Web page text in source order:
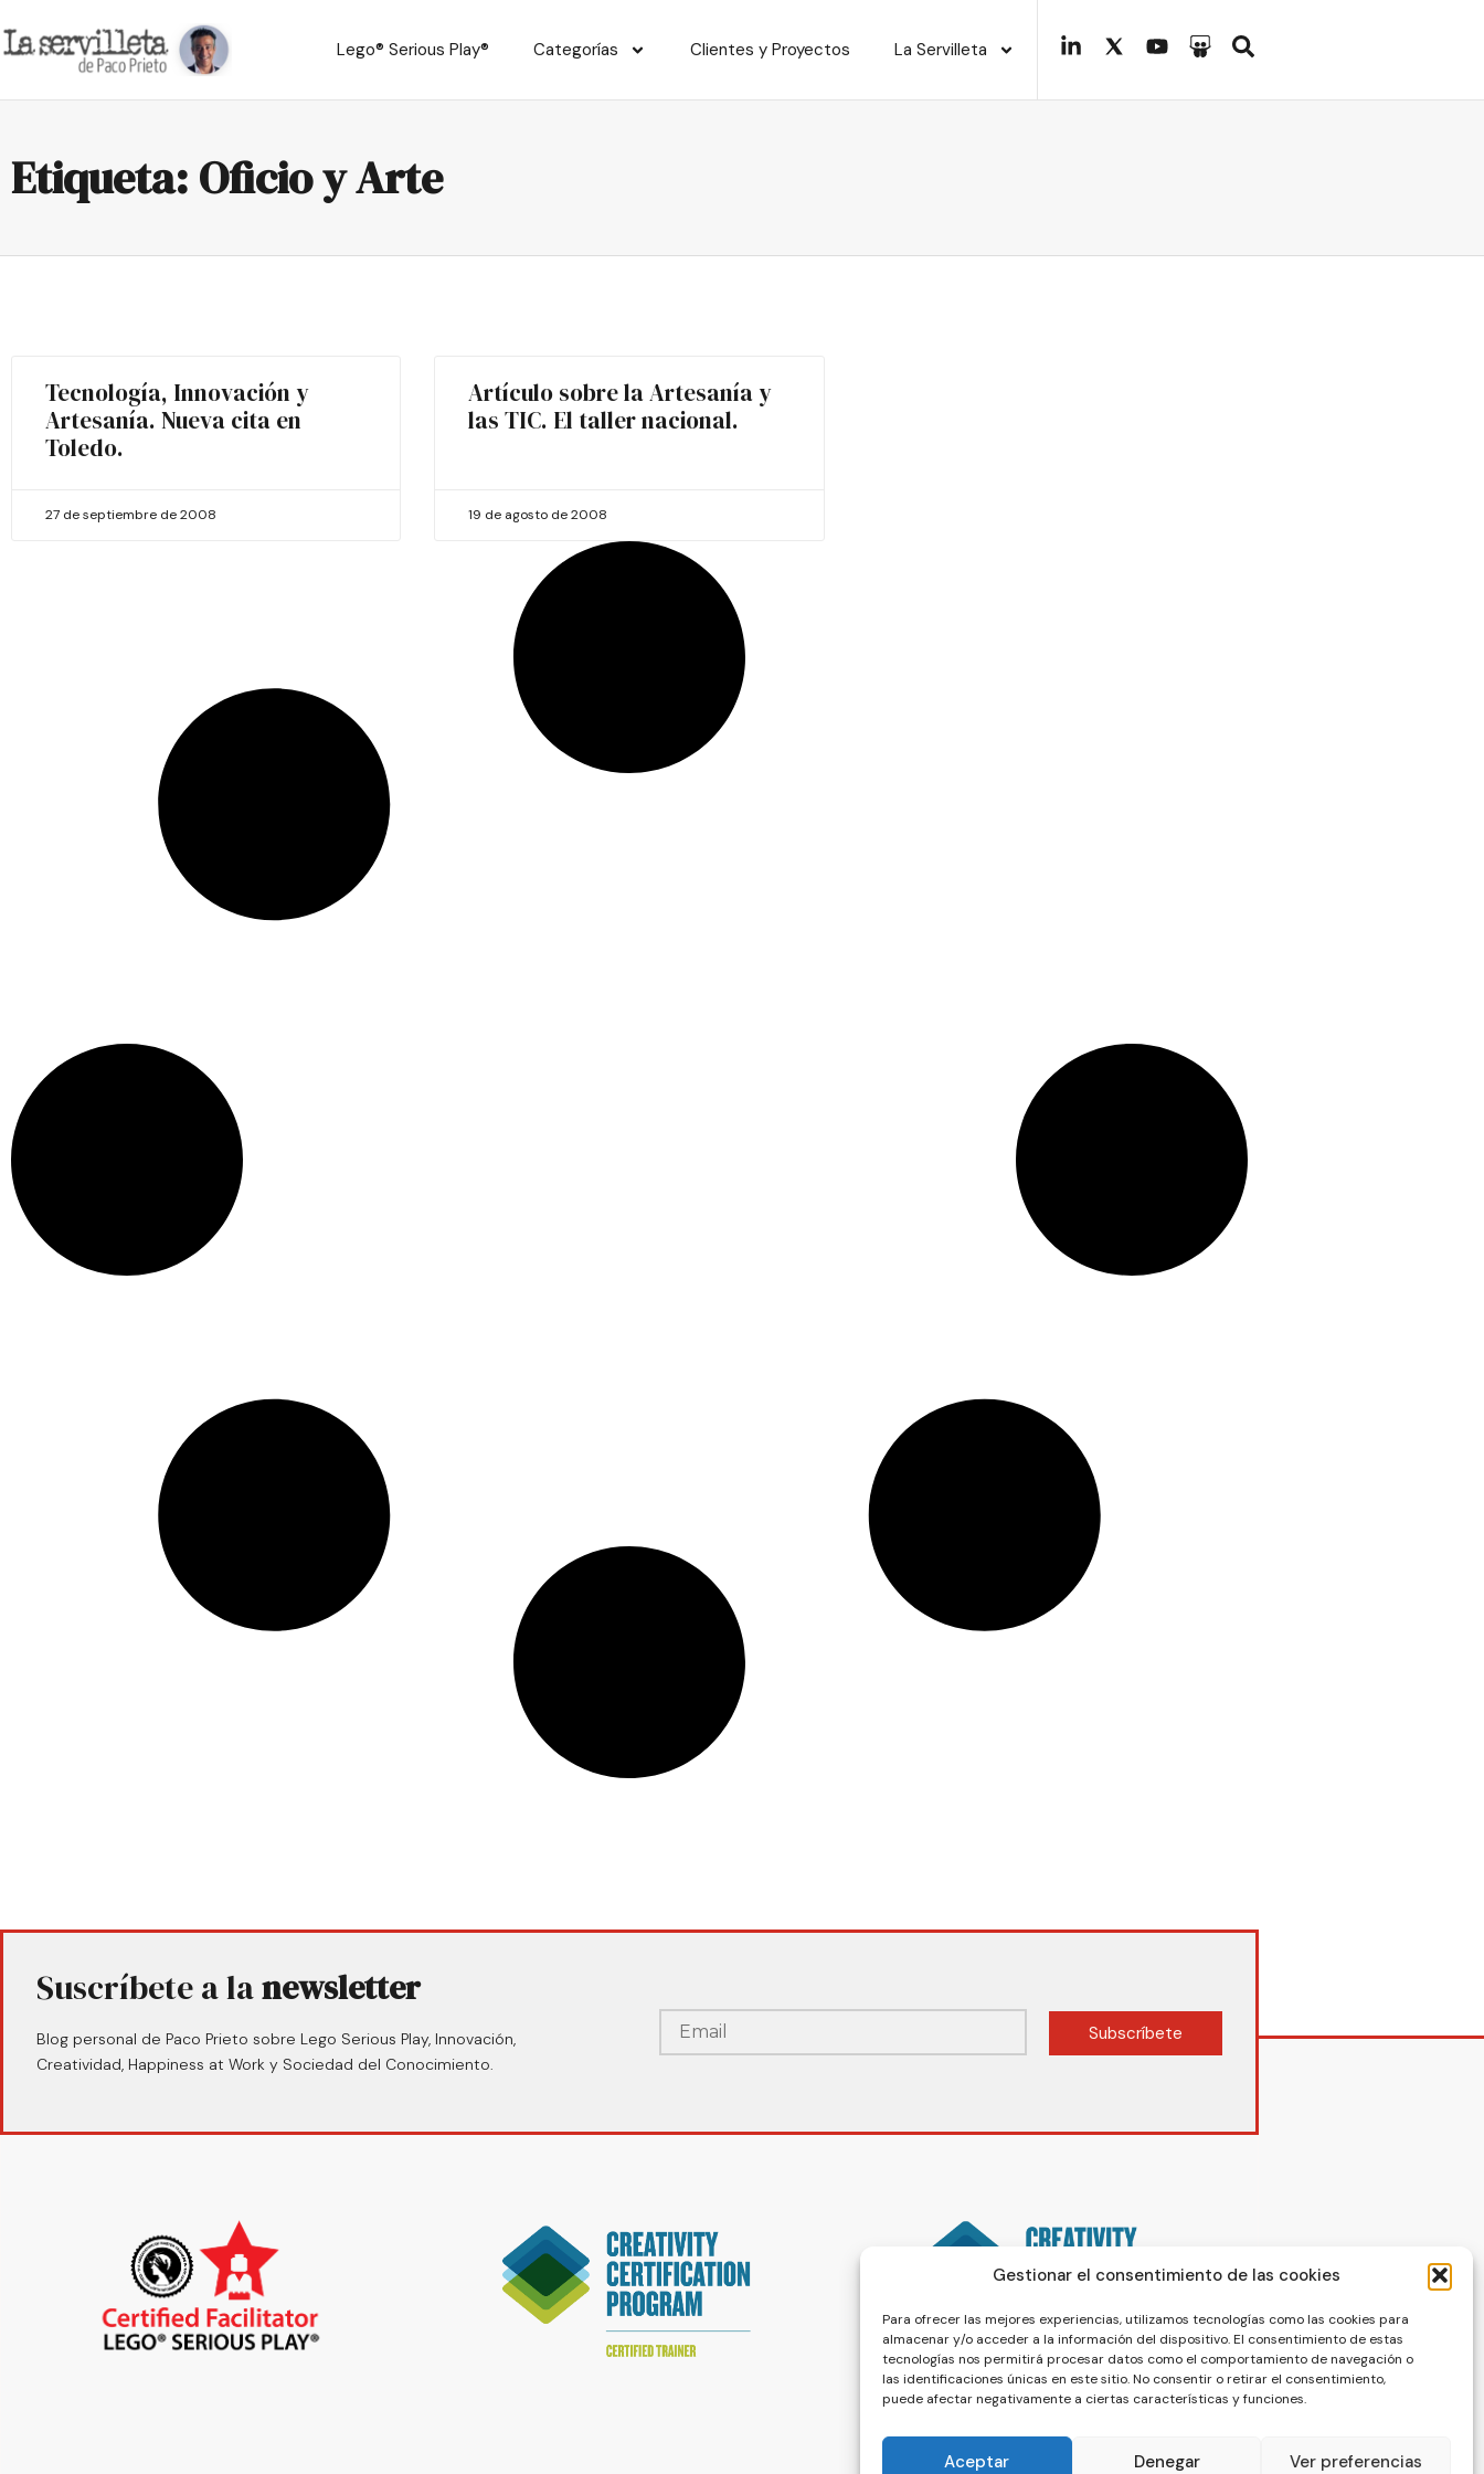
Gestionar el consentimiento de las cookies
Para ofrecer las mejores experiencias, utilizamos tecnologías como las cookies para
almacenar y/o acceder a la información del dispositivo. El consentimiento de estas
tecnologías nos permitirá procesar datos como el comportamiento de navegación o
las identificaciones únicas en este sitio. No consentir o retirar el consentimiento,
puede afectar negativamente a ciertas características y funciones.
Aceptar Denegar Ver preferencias
Lego® Serious Play® Categorías Clientes y Proyectos La Servilleta
Etiqueta: Oficio y Arte
Tecnología, Innovación y
Artesanía. Nueva cita en
Toledo.
27 de septiembre de 2008
Artículo sobre la Artesanía y
las TIC. El taller nacional.
19 de agosto de 2008
Suscríbete a lanewsletter
Blog personal de Paco Prieto sobre Lego Serious Play, Innovación,
Creatividad, Happiness at Work y Sociedad del Conocimiento.
Subscríbete